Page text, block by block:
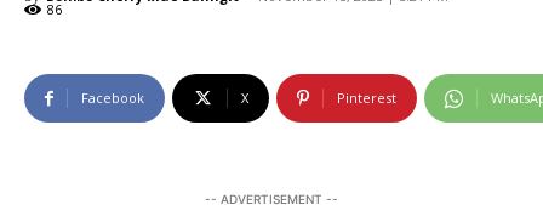
86
Facebook X Pinterest
-- ADVERTISEMENT --